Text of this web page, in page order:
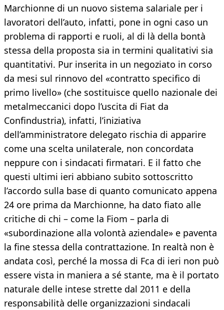
Marchionne di un nuovo sistema salariale per i
lavoratori dell’auto, infatti, pone in ogni caso un
problema di rapporti e ruoli, al di là della bontà
stessa della proposta sia in termini qualitativi sia
quantitativi. Pur inserita in un negoziato in corso
da mesi sul rinnovo del «contratto specifico di
primo livello» (che sostituisce quello nazionale dei
metalmeccanici dopo l’uscita di Fiat da
Confindustria), infatti, l’iniziativa
dell’amministratore delegato rischia di apparire
come una scelta unilaterale, non concordata
neppure con i sindacati firmatari. E il fatto che
questi ultimi ieri abbiano subito sottoscritto
l’accordo sulla base di quanto comunicato appena
24 ore prima da Marchionne, ha dato fiato alle
critiche di chi – come la Fiom – parla di
«subordinazione alla volontà aziendale» e paventa
la fine stessa della contrattazione. In realtà non è
andata così, perché la mossa di Fca di ieri non può
essere vista in maniera a sé stante, ma è il portato
naturale delle intese strette dal 2011 e della
responsabilità delle organizzazioni sindacali